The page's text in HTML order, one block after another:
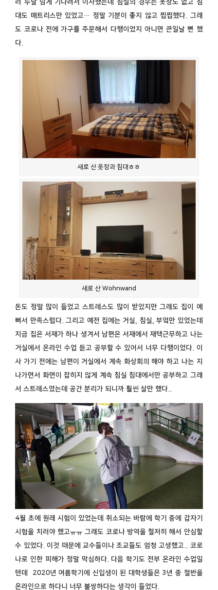
러 두달 넘게 기다려서 이사했는데 침실의 경우는 옷장도 없고 침
대도 매트리스만 있었고… 정말 기분이 좋지 않고 찝찝했다. 그래
도 코로나 전에 가구를 주문해서 다행이었지 아니면 큰일날 뻔 했
다.
새로 산 옷장과 침대ㅎㅎ
새로 산 Wohnwand
돈도 정말 많이 들었고 스트레스도 많이 받았지만 그래도 집이 예
뻐서 만족스럽다. 그리고 예전 집에는 거실, 침실, 부엌만 있었는데
지금 집은 서재가 하나 생겨서 남편은 서재에서 재택근무하고 나는
거실에서 온라인 수업 듣고 공부할 수 있어서 너무 다행이었다. 이
사 가기 전에는 남편이 거실에서 계속 화상회의 해야 하고 나는 지
나가면서 화면이 잡히지 않게 계속 침실 침대에서만 공부하고 그래
서 스트레스였는데 공간 분리가 되니까 훨씬 살만 했다..
4월 초에 원래 시험이 있었는데 취소되는 바람에 학기 중에 갑자기
시험을 치러야 했고ㅠㅠ 그래도 코로나 방역을 철저히 해서 안심할
수 있었다. 이것 때문에 교수들이나 조교들도 엄청 고생했고.. 코로
나로 인한 피해가 정말 막심하다. 다음 학기도 전부 온라인 수업일
텐데 2020년 여름학기에 신입생이 된 대학생들은 3년 중 절반을
온라인으로 하다니 너무 불쌍하다는 생각이 들었다.